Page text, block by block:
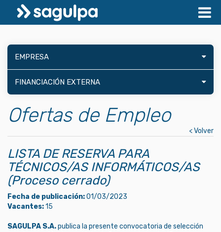
EMPRESA
FINANCIACIÓN EXTERNA
Ofertas de Empleo
< Volver
LISTA DE RESERVA PARA
TÉCNICOS/AS INFORMÁTICOS/AS
(Proceso cerrado)
Fecha de publicación:01/03/2023
Vacantes:15
SAGULPA S.A.publica la presente convocatoria de selección